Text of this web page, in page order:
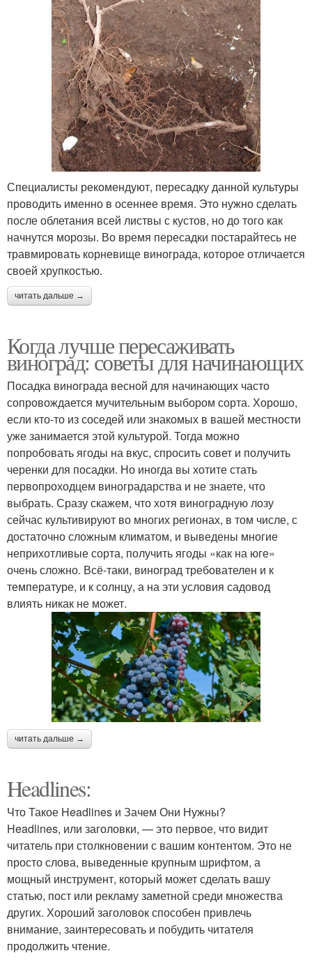
Специалисты рекомендуют, пересадку данной культуры
проводить именно в осеннее время. Это нужно сделать
после облетания всей листвы с кустов, но до того как
начнутся морозы. Во время пересадки постарайтесь не
травмировать корневище винограда, которое отличается
своей хрупкостью.
читать дальше →
Когда лучше пересаживать
виноград: советы для начинающих
Посадка винограда весной для начинающих часто
сопровождается мучительным выбором сорта. Хорошо,
если кто-то из соседей или знакомых в вашей местности
уже занимается этой культурой. Тогда можно
попробовать ягоды на вкус, спросить совет и получить
черенки для посадки. Но иногда вы хотите стать
первопроходцем виноградарства и не знаете, что
выбрать. Сразу скажем, что хотя виноградную лозу
сейчас культивируют во многих регионах, в том числе, с
достаточно сложным климатом, и выведены многие
неприхотливые сорта, получить ягоды «как на юге»
очень сложно. Всё-таки, виноград требователен и к
температуре, и к солнцу, а на эти условия садовод
влиять никак не может.
читать дальше →
Headlines:
Что Такое Headlines и Зачем Они Нужны?
Headlines, или заголовки, — это первое, что видит
читатель при столкновении с вашим контентом. Это не
просто слова, выведенные крупным шрифтом, а
мощный инструмент, который может сделать вашу
статью, пост или рекламу заметной среди множества
других. Хороший заголовок способен привлечь
внимание, заинтересовать и побудить читателя
продолжить чтение.